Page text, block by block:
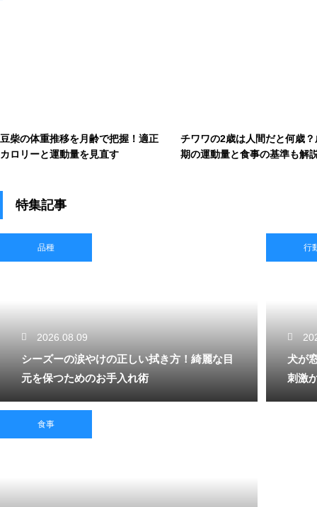
豆柴の体重推移を月齢で把握！適正
カロリーと運動量を見直す
チワワの2歳は人間だと何歳？
期の運動量と食事の基準も解
特集記事
品種
2026.08.09
シーズーの涙やけの正しい拭き方！綺麗な目
元を保つためのお手入れ術
行
犬が
刺激
食事